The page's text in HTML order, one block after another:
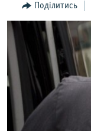
пошукуІНТЕРВ'Ю
ВСЕ ЗА ДЕНЬ
СПЕЦПРОЕКТИ
ДЕПОРТАЦІЯ
ВІДЕОУРОКИ
СВІДЧЕННЯ ОКУПАЦІЇ
ЯК ОБІЙТИ
Русский
Qırımtatar
Поділитись